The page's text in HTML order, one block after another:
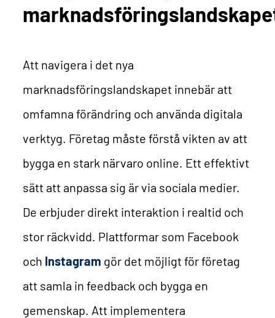
Att navigera i det nya
marknadsföringslandskapet innebär att
omfamna förändring och använda digitala
verktyg. Företag måste förstå vikten av att
bygga en stark närvaro online. Ett effektivt
sätt att anpassa sig är via sociala medier.
De erbjuder direkt interaktion i realtid och
stor räckvidd. Plattformar som Facebook
och Instagram gör det möjligt för företag
att samla in feedback och bygga en
gemenskap. Att implementera